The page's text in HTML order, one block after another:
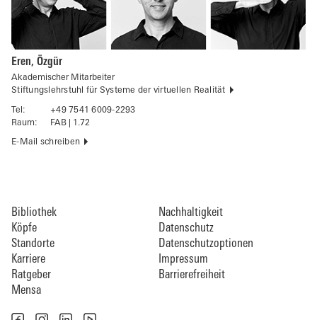
Eren, Özgür
Akademischer Mitarbeiter
Stiftungslehrstuhl für Systeme der virtuellen Realität
Tel:
+49 7541 6009-2293
Raum:
FAB | 1.72
E-Mail schreiben
Bibliothek
Köpfe
Standorte
Karriere
Ratgeber
Mensa
Nachhaltigkeit
Datenschutz
Datenschutzoptionen
Impressum
Barrierefreiheit